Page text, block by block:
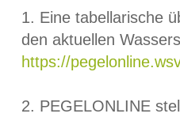
1. Eine tabellarische
den aktuellen
https://
2. PEGELONLINE